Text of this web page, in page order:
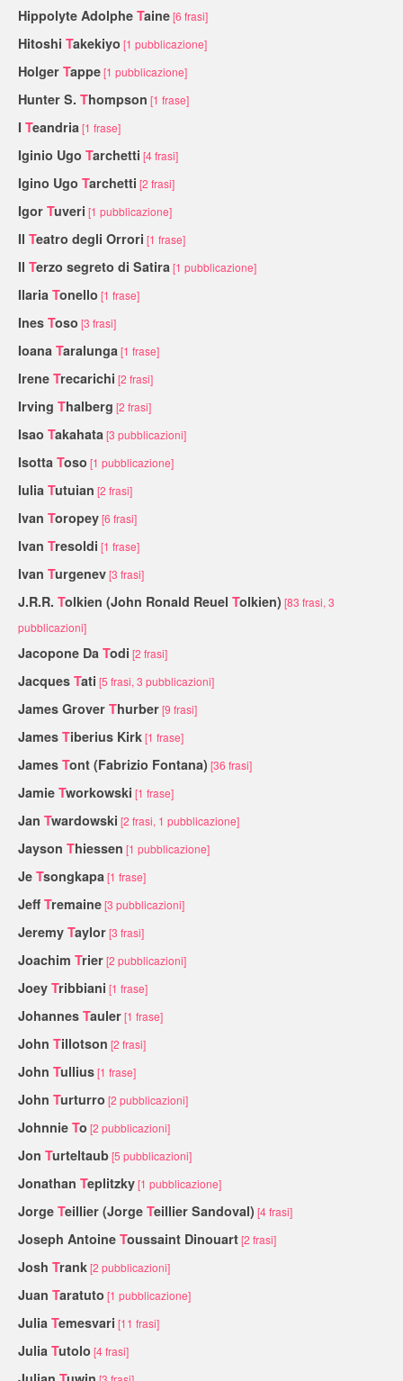
Hippolyte Adolphe Taine[6 frasi]
Hitoshi Takekiyo [1 pubblicazione]
Holger Tappe[1 pubblicazione]
Hunter S. Thompson [1 frase]
I Teandria [1 frase]
Iginio Ugo Tarchetti [4 frasi]
Igino Ugo Tarchetti [2 frasi]
Igor Tuveri [1 pubblicazione]
Il Teatro degli Orrori [1 frase]
Il Terzo segreto di Satira [1 pubblicazione]
Ilaria Tonello [1 frase]
Ines Toso [3 frasi]
Ioana Taralunga [1 frase]
Irene Trecarichi [2 frasi]
Irving Thalberg [2 frasi]
Isao Takahata [3 pubblicazioni]
Isotta Toso [1 pubblicazione]
Iulia Tutuian [2 frasi]
Ivan Toropey[6 frasi]
Ivan Tresoldi [1 frase]
Ivan Turgenev[3 frasi]
J.R.R. Tolkien (John Ronald Reuel Tolkien) [83 frasi, 3
pubblicazioni]
Jacopone Da Todi [2 frasi]
Jacques Tati [5 frasi, 3 pubblicazioni]
James Grover Thurber[9 frasi]
James Tiberius Kirk[1 frase]
James Tont (Fabrizio Fontana) [36 frasi]
Jamie Tworkowski [1 frase]
Jan Twardowski [2 frasi, 1 pubblicazione]
Jayson Thiessen [1 pubblicazione]
Je Tsongkapa [1 frase]
Jeff Tremaine[3 pubblicazioni]
Jeremy Taylor[3 frasi]
Joachim Trier[2 pubblicazioni]
Joey Tribbiani [1 frase]
Johannes Tauler[1 frase]
John Tillotson [2 frasi]
John Tullius[1 frase]
John Turturro [2 pubblicazioni]
Johnnie To [2 pubblicazioni]
Jon Turteltaub[5 pubblicazioni]
Jonathan Teplitzky[1 pubblicazione]
Jorge Teillier (Jorge Teillier Sandoval) [4 frasi]
Joseph Antoine Toussaint Dinouart[2 frasi]
Josh Trank[2 pubblicazioni]
Juan Taratuto [1 pubblicazione]
Julia Temesvari [11 frasi]
Julia Tutolo [4 frasi]